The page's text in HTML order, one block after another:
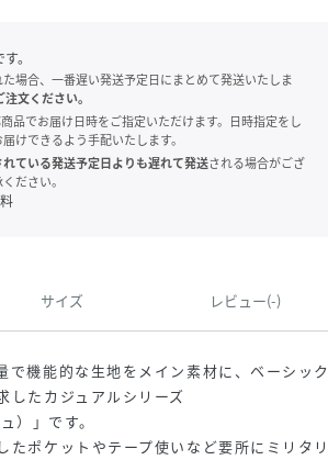
。
場合、一番遅い発送予定日にまとめて発送いたしま
文ください。
品でお届け日時をご指定いただけます。日時指定をし
けできるよう手配いたします。
ている発送予定日よりも遅れて発送される場合がござ
ださい。
サイズ レビュー(-)
で機能的な生地をメイン素材に、ベーシック
したカジュアルシリーズ
）」です。
たポケットやテープ使いなど要所にミリタリ